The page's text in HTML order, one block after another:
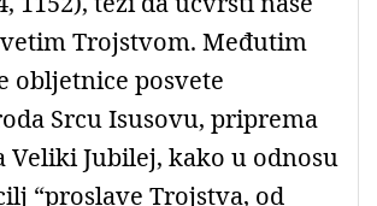
Trojstvom. Međutim
obljetnice posvete
Srcu Isusovu, priprema
Veliki Jubilej, kako u odnosu
“proslave Trojstva, od